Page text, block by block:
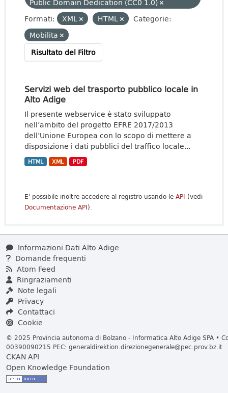
Public Domain Dedication (CC0 1.0)
Formati:
XML HTML
Categorie:
Mobilita
Risultato del Filtro
Servizi web del trasporto pubblico locale in
Alto Adige
Il presente webservice è stato sviluppato
nell’ambito del progetto EFRE 2017/2013
dell’Unione Europea con lo scopo di mettere a
disposizione i dati pubblici del traffico locale...
HTML XML PDF
E' possibile inoltre accedere al registro usando le API (vedi
Documentazione API).
Informazioni Dati Alto Adige
Domande frequenti
Atom Feed
Ringraziamenti
Note legali
Privacy
Contattaci
Cookie
© 2025 Provincia autonoma di Bolzano - Informatica Alto Adige SPA •
00390090215 PEC: generaldirektion.direzionegenerale@pec.prov.bz.it
CKAN API
Open Knowledge Foundation